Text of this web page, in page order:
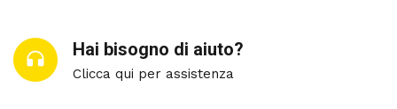
Hai bisogno di aiuto?
Clicca qui per assistenza